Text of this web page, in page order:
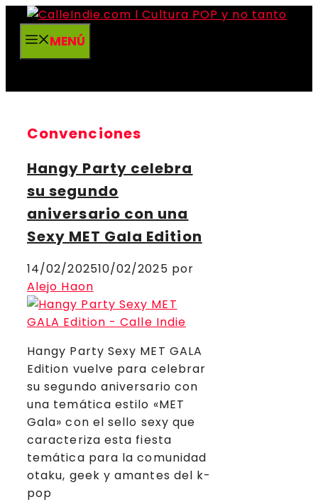
Saltar
contenidoMENÚ
Convenciones
Hangy Party celebra
su segundo
aniversario con una
Sexy MET Gala Edition
14/02/202510/02/2025 por
Alejo Haon
Hangy Party Sexy MET GALA
Edition vuelve para celebrar
su segundo aniversario con
una temática estilo «MET
Gala» con el sello sexy que
caracteriza esta fiesta
temática para la comunidad
otaku, geek y amantes del k-
pop